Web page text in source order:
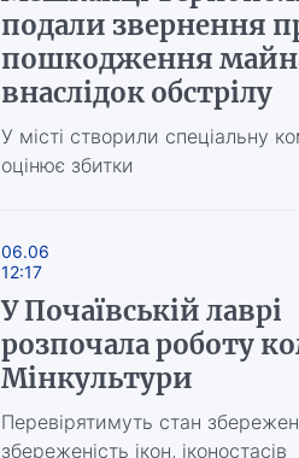
подали звернення
пошкодження
внаслідок обстрілу
У місті створили спеціальну
оцінює збитки
06.06
12:17
У Почаївській лаврі
розпочала роботу
Мінкультури
Перевірятимуть стан
збереженість ікон, іконостасів